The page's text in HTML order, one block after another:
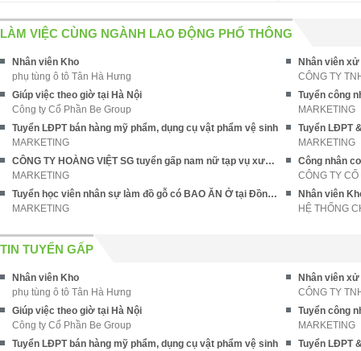
LÀM VIỆC CÙNG NGÀNH LAO ĐỘNG PHỔ THÔNG
Nhân viên Kho
phụ tùng ô tô Tân Hà Hưng
Nhân viên
CÔNG TY
Giúp việc theo giờ tại Hà Nội
Công ty Cổ Phần Be Group
MARKETING
Tuyển LĐPT bán hàng mỹ phẩm, dụng cụ vật phẩm vệ sinh
MARKETING
MARKETING
CÔNG TY HOÀNG VIỆT SG tuyển gấp nam nữ tạp vụ xưởng may
MARKETING
Công nhân
CÔNG TY
Tuyển học viên nhân sự làm đồ gỗ có BAO ĂN Ở tại Đồng Nai
MARKETING
HỆ THỐNG
TIN TUYỂN GẤP
Nhân viên Kho
phụ tùng ô tô Tân Hà Hưng
Nhân viên
CÔNG TY
Giúp việc theo giờ tại Hà Nội
Công ty Cổ Phần Be Group
MARKETING
Tuyển LĐPT bán hàng mỹ phẩm, dụng cụ vật phẩm vệ sinh